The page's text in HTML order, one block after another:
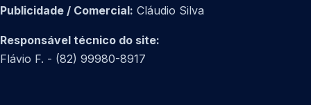
Publicidade / Comercial: Cláudio Silva
Responsável técnico do site:
Flávio F. - (82) 99980-8917